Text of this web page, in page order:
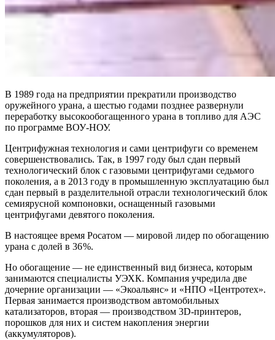
В 1989 года на предприятии прекратили производство
оружейного урана, а шестью годами позднее развернули
переработку высокообогащенного урана в топливо для АЭС
по программе ВОУ-НОУ.
Центрифужная технология и сами центрифуги со временем
совершенствовались. Так, в 1997 году был сдан первый
технологический блок с газовыми центрифугами седьмого
поколения, а в 2013 году в промышленную эксплуатацию был
сдан первый в разделительной отрасли технологический блок
семиярусной компоновки, оснащенный газовыми
центрифугами девятого поколения.
В настоящее время Росатом — ​мировой лидер по обогащению
урана с долей в 36 %.
Но обогащение — ​не единственный вид бизнеса, которым
занимаются специалисты УЭХК. Компания учредила две
дочерние организации — ​«Экоальянс» и «НПО «Центротех».
Первая занимается производством автомобильных
катализаторов, вторая — ​производством 3D-принтеров,
порошков для них и систем накопления энергии
(аккумуляторов).